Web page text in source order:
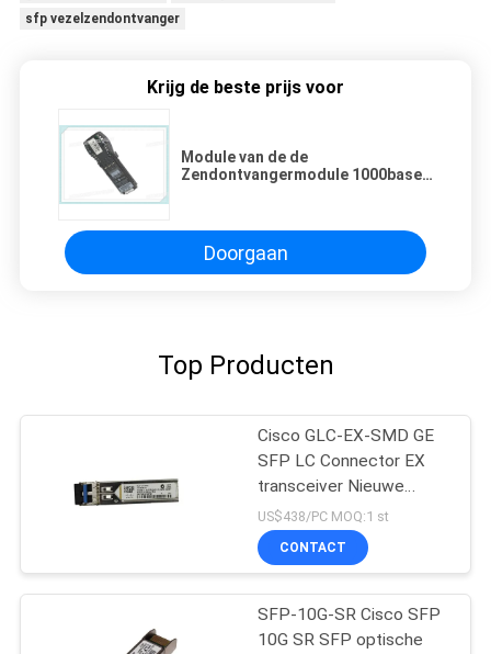
sfp vezelzendontvanger
Krijg de beste prijs voor
Module van de de
Zendontvangermodule 1000base-
Doorgaan
Top Producten
Cisco GLC-EX-SMD GE
SFP LC Connector EX
transceiver Nieuwe
Origineel
US$438/PC MOQ:1 st
CONTACT
SFP-10G-SR Cisco SFP
10G SR SFP optische